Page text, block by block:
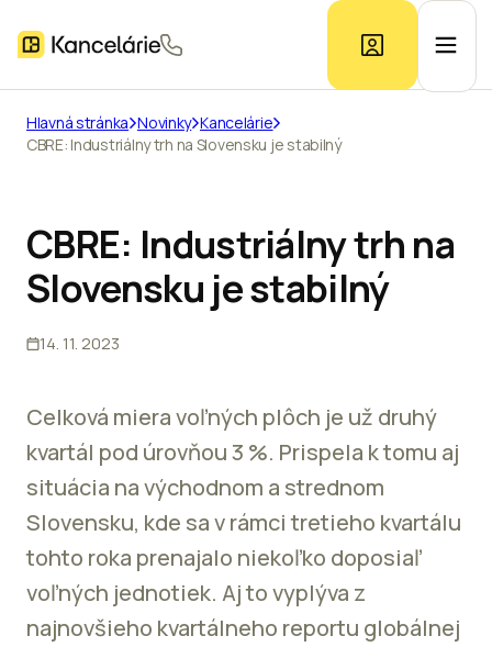
Ponuka kancelárií
Prieskum trhu
Kontakt
Hlavná stránka Novinky Kancelárie
CBRE: Industriálny trh na Slovensku je stabilný
CBRE: Industriálny trh na
Slovensku je stabilný
14. 11. 2023
Celková miera voľných plôch je už druhý
kvartál pod úrovňou 3 %. Prispela k tomu aj
situácia na východnom a strednom
Slovensku, kde sa v rámci tretieho kvartálu
tohto roka prenajalo niekoľko doposiaľ
voľných jednotiek. Aj to vyplýva z
najnovšieho kvartálneho reportu globálnej